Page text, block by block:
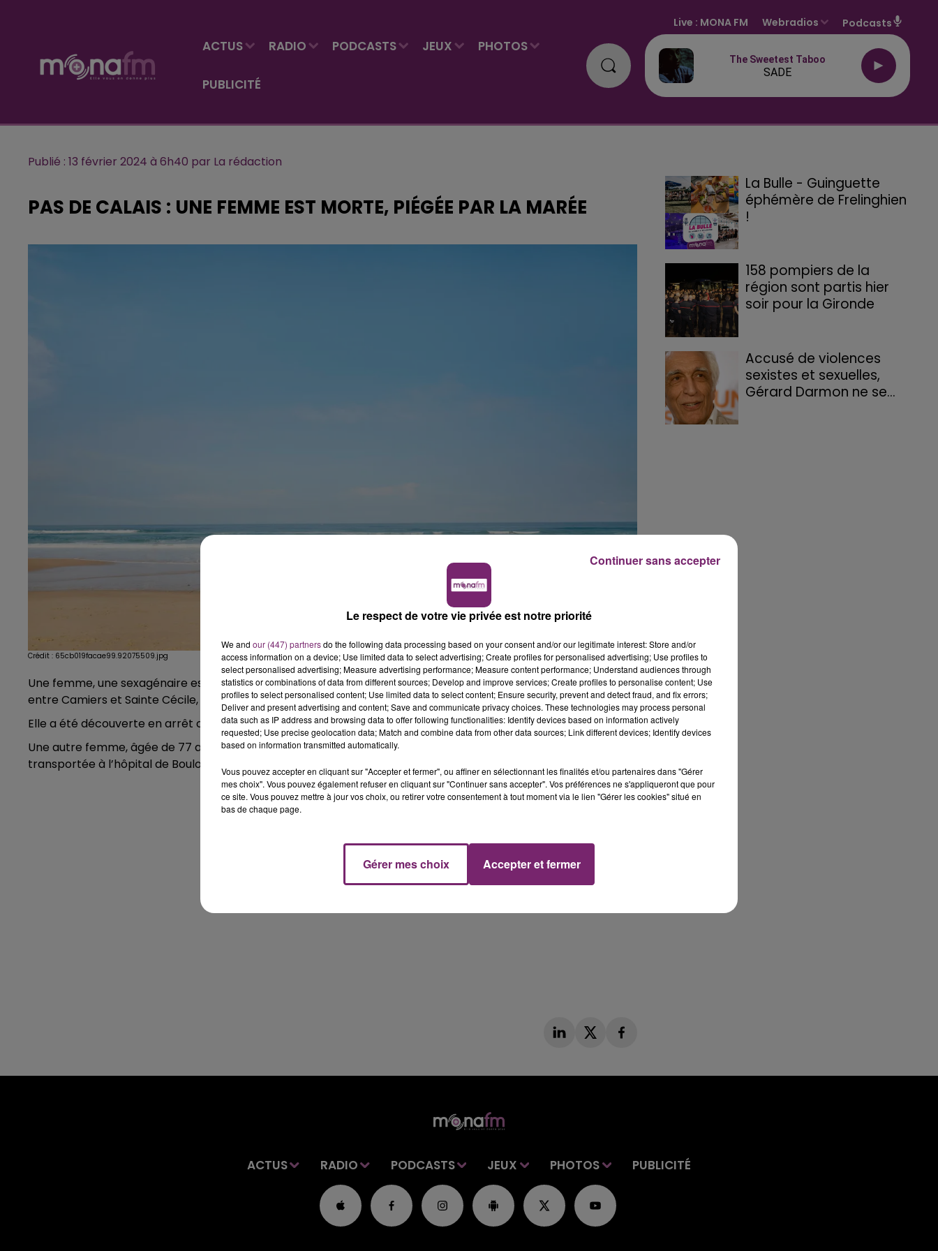
ACTUS RADIO PODCASTS JEUX PHOTOS
PUBLICITÉ
Live : MONA FM Webradios Podcasts
The Sweetest Taboo
SADE
Publié : 13 février 2024 à 6h40 par La rédaction
PAS DE CALAIS : UNE FEMME EST MORTE, PIÉGÉE PAR LA MARÉE
Crédit : 65cb019facae99.92075509.jpg
Une femme, une sexagénaire est morte hier dans le Pas de Calais… après avoir été prise au piège par la marée
entre Camiers et Sainte Cécile, sur la Côte d’Opale.
Elle a été découverte en arrêt cardio-respiratoire.
Une autre femme, âgée de 77 ans, a été prise en charge par les secours en état de choc, avant d’etre
transportée à l’hôpital de Boulogne.
La Bulle - Guinguette
éphémère de Frelinghien
!
158 pompiers de la
région sont partis hier
soir pour la Gironde
Accusé de violences
sexistes et sexuelles,
Gérard Darmon ne se...
ACTUS RADIO PODCASTS JEUX PHOTOS PUBLICITÉ
Le respect de votre vie privée est notre priorité
We and our (447) partnersdo the following data processing based on your consent and/or our legitimate interest: Store and/or
access information on a device; Use limited data to select advertising; Create profiles for personalised advertising; Use profiles to
select personalised advertising; Measure advertising performance; Measure content performance; Understand audiences through
statistics or combinations of data from different sources; Develop and improve services; Create profiles to personalise content; Use
profiles to select personalised content; Use limited data to select content; Ensure security, prevent and detect fraud, and fix errors;
Deliver and present advertising and content; Save and communicate privacy choices. These technologies may process personal
data such as IP address and browsing data to offer following functionalities: Identify devices based on information actively
requested; Use precise geolocation data; Match and combine data from other data sources; Link different devices; Identify devices
based on information transmitted automatically.
Vous pouvez accepter en cliquant sur "Accepter et fermer", ou affiner en sélectionnant les finalités et/ou partenaires dans "Gérer
mes choix". Vous pouvez également refuser en cliquant sur "Continuer sans accepter". Vos préférences ne s'appliqueront que pour
ce site. Vous pouvez mettre à jour vos choix, ou retirer votre consentement à tout moment via le lien "Gérer les cookies" situé en
bas de chaque page.
Gérer mes choix Accepter et fermer
Continuer sans accepter